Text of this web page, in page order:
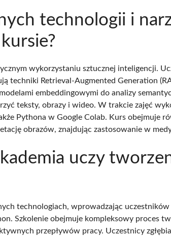
technologii i
wykorzystaniu sztucznej inteligencji.
techniki Retrieval-Augmented Generation
embeddingowymi do analizy
teksty, obrazy i wideo. W trakcie zajęć
Pythona w Google Colab. Kurs obejmuje
obrazów, znajdując zastosowanie w
uczy
technologiach, wprowadzając
Szkolenie obejmuje kompleksowy proces
przepływów pracy. Uczestnicy